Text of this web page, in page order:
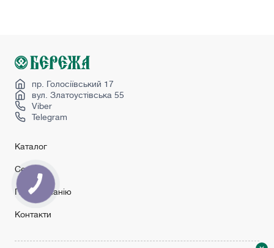
Міжкімнатні двері з коробкою
Розсувні двері лофт
пр. Голосіївський 17
вул. Златоустівська 55
Viber
Telegram
Каталог
Сервіс
Про компанію
Контакти